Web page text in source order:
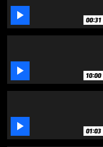
seconds
 00:31
 10:00
 01:03